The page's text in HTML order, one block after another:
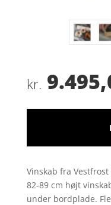
kr.
Vinskab fra Vestfrost
82-89 cm højt
under bordplade.